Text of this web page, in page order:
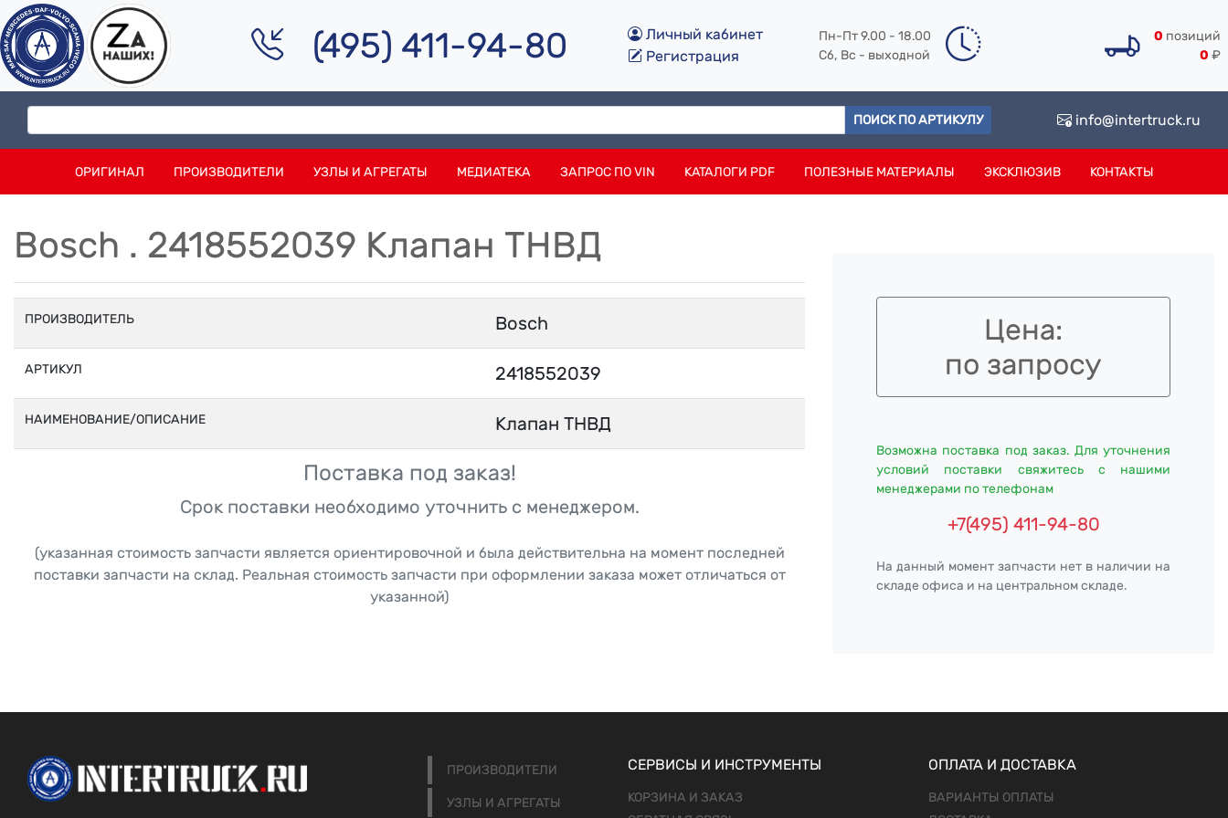
(495) 411-94-80
Личный кабинет
Регистрация
Пн-Пт 9.00 - 18.00
Сб, Вс - выходной
0 позиций
0 ₽
ПОИСК ПО АРТИКУЛУ info@intertruck.ru
ОРИГИНАЛ ПРОИЗВОДИТЕЛИ УЗЛЫ И АГРЕГАТЫ МЕДИАТЕКА ЗАПРОС ПО VIN КАТАЛОГИ PDF ПОЛЕЗНЫЕ МАТЕРИАЛЫ ЭКСКЛЮЗИВ КОНТАКТЫ
Bosch . 2418552039 Клапан ТНВД
ПРОИЗВОДИТЕЛЬ Bosch
АРТИКУЛ 2418552039
НАИМЕНОВАНИЕ/ОПИСАНИЕ Клапан ТНВД
Поставка под заказ!
Срок поставки необходимо уточнить с менеджером.
(указанная стоимость запчасти является ориентировочной и была действительна на момент последней
поставки запчасти на склад. Реальная стоимость запчасти при оформлении заказа может отличаться от
указанной)
Цена:
по запросу
Возможна поставка под заказ. Для уточнения
условий поставки свяжитесь с нашими
менеджерами по телефонам
+7(495) 411-94-80
На данный момент запчасти нет в наличии на
складе офиса и на центральном складе.
ПРОИЗВОДИТЕЛИ
УЗЛЫ И АГРЕГАТЫ
СЕРВИСЫ И ИНСТРУМЕНТЫ
КОРЗИНА И ЗАКАЗ
ОПЛАТА И ДОСТАВКА
ВАРИАНТЫ ОПЛАТЫ